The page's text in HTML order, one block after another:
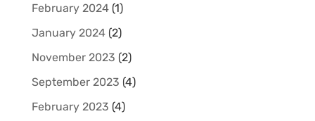
February 2024(1)
January 2024(2)
November 2023 (2)
September 2023 (4)
February 2023 (4)